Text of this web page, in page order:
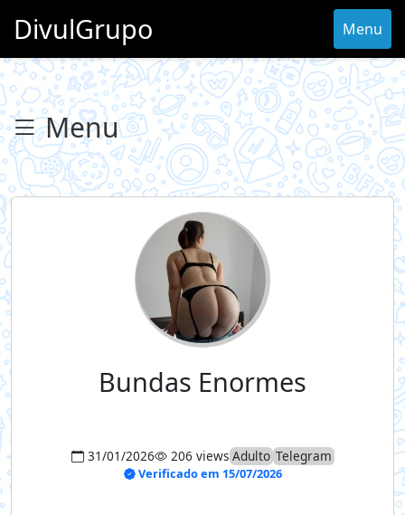
DivulGrupo Menu
Menu
Bundas Enormes
31/01/2026 206 views Adulto Telegram
Verificado em 15/07/2026